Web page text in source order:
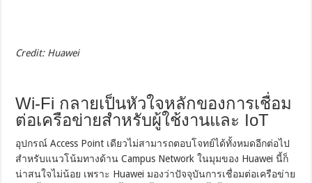
Credit: Huawei
Wi-Fi กลายเป็นหัวใจหลักของการเชื่อม
ต่อเครือข่ายสำหรับผู้ใช้งานและ IoT
อุปกรณ์ Access Point เดียวไม่สามารถตอบโจทย์ได้ทั้งหมดอีกต่อไป
สำหรับแนวโน้มทางด้าน Campus Network ในมุมของ Huawei นี้ก็
น่าสนใจไม่น้อย เพราะ Huawei มองว่าปัจจุบันการเชื่อมต่อเครือข่าย